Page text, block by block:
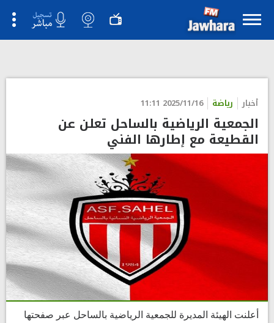
أخبار رياضة 2025/11/16 11:11
الجمعية الرياضية بالساحل تعلن عن
القطيعة مع إطارها الفني
أعلنت الهيئة المديرة للجمعية الرياضية بالساحل عبر صفحتها